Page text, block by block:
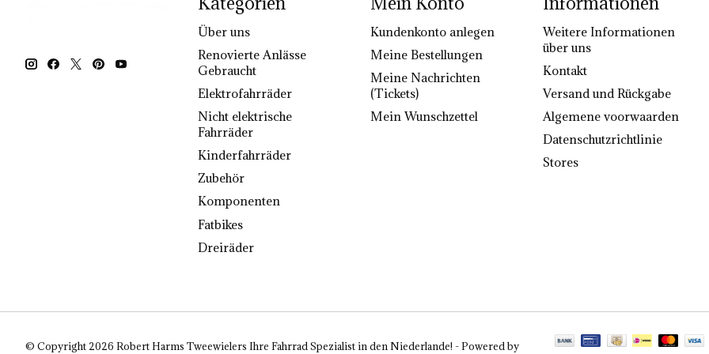
Über uns
Renovierte Anlässe
Gebraucht
Elektrofahrräder
Nicht elektrische
Fahrräder
Kinderfahrräder
Zubehör
Komponenten
Fatbikes
Dreiräder
Kundenkonto anlegen
Meine Bestellungen
Meine Nachrichten
(Tickets)
Mein Wunschzettel
Weitere Informationen
über uns
Kontakt
Versand und Rückgabe
Algemene voorwaarden
Datenschutzrichtlinie
Stores
© Copyright 2026 Robert Harms Tweewielers Ihre Fahrrad Spezialist in den Niederlande! - Powered by